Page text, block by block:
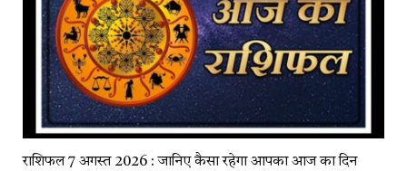
राशिफल 7 अगस्त 2026 : जानिए कैसा रहेगा आपका आज का दिन